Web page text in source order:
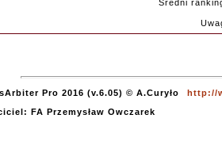
Średni
Pro 2016 (v.6.05) © A.Curyło
http://
FA Przemysław Owczarek